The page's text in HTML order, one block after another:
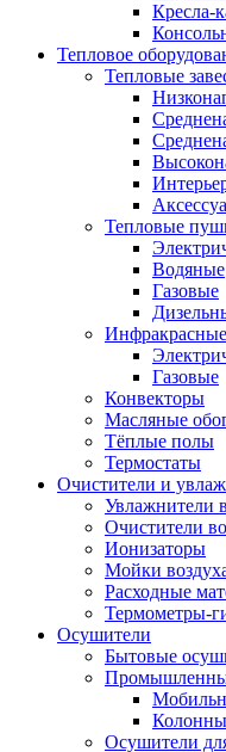
Кресла-
Тепловое
Тепловые
Тепловые
Водяные
Газовые
Инфракрасные
Газовые
Конвекторы
Масляные
Тёплые полы
Термостаты
Очистители и
Увлажнители
Очистители
Ионизаторы
Мойки
Расходные
Термометры-
Осушители
Бытовые
Осушители